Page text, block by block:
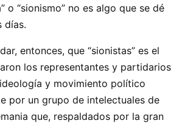
o “sionismo” no es algo que se dé
días.
entonces, que “sionistas” es el
los representantes y partidarios
y movimiento político
por un grupo de intelectuales de
que, respaldados por la gran